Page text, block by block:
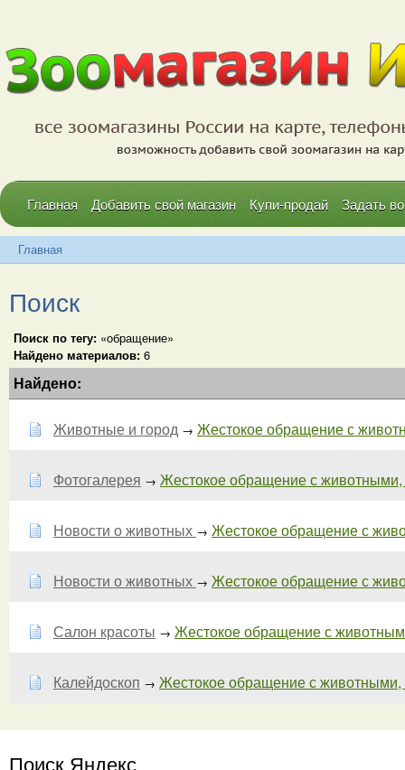
Главная Добавить свой магазин Купи-продай Задать
Главная
Поиск
Поиск по тегу: «обращение»
Найдено материалов: 6
Найдено:
Животные и город → Жестокое обращение с
Фотогалерея → Жестокое обращение с животными,
Новости о животных → Жестокое обращение с
Новости о животных → Жестокое обращение с
Салон красоты → Жестокое обращение с
Калейдоскоп → Жестокое обращение с животными,
Поиск Яндекс